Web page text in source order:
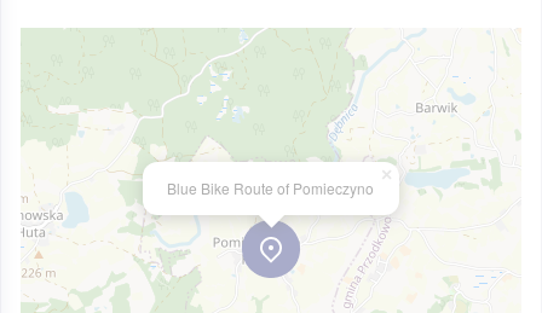
Blue Bike Route of Pomieczyno
×